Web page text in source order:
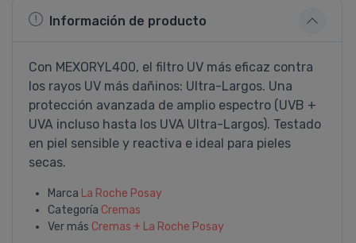
Información de producto
Con MEXORYL400, el filtro UV más eficaz contra
los rayos UV más dañinos: Ultra-Largos. Una
protección avanzada de amplio espectro (UVB +
UVA incluso hasta los UVA Ultra-Largos). Testado
en piel sensible y reactiva e ideal para pieles
secas.
Marca La Roche Posay
Categoría Cremas
Ver más Cremas + La Roche Posay